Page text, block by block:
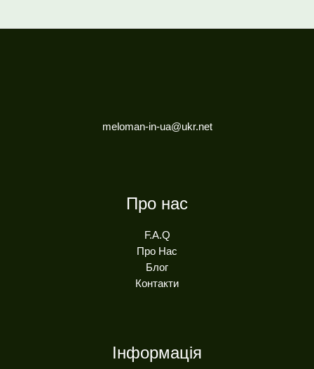
meloman-in-ua@ukr.net
Про нас
F.A.Q
Про Нас
Блог
Контакти
Інформація